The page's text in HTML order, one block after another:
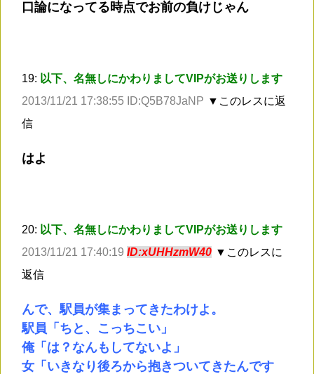
口論になってる時点でお前の負けじゃん
19: 以下、名無しにかわりましてVIPがお送りします
2013/11/21 17:38:55 ID:Q5B78JaNP ▼このレスに返
信
はよ
20: 以下、名無しにかわりましてVIPがお送りします
2013/11/21 17:40:19 ID:xUHHzmW40 ▼このレスに
返信
んで、駅員が集まってきたわけよ。
駅員「ちと、こっちこい」
俺「は？なんもしてないよ」
女「いきなり後ろから抱きついてきたんです